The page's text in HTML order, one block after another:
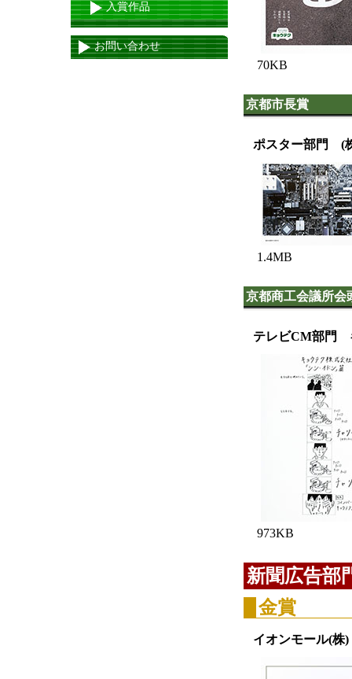
70KB
京都市長賞
ポスター部門 (
1.4MB
京都商工会議所会
テレビCM部門
973KB
新聞広告部
金賞
イオンモール(株
入賞作品
お問い合わせ